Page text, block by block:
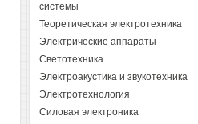
системы
Теоретическая электротехника
Электрические аппараты
Светотехника
Электроакустика и звукотехника
Электротехнология
Силовая электроника